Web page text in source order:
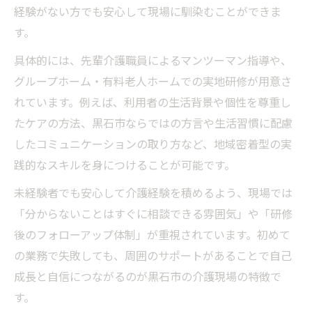
経験がない方でも安心して現場に馴染むことができま
す。
具体的には、先輩介護職員によるマンツーマン指導や、
グループホーム・有料老人ホームでの実地研修が用意さ
れています。例えば、利用者の生活背景や個性を尊重し
たケアの方法、黒石市ならではの方言や生活習慣に配慮
したコミュニケーションの取り方など、地域密着型の実
践的なスキルを身につけることが可能です。
未経験者でも安心して介護経験を積めるよう、現場では
「分からないことはすぐに相談できる雰囲気」や「研修
後のフォローアップ体制」が重視されています。初めて
の業務で失敗しても、周囲のサポートがあることで自己
成長と自信につながるのが黒石市の介護現場の特徴で
す。